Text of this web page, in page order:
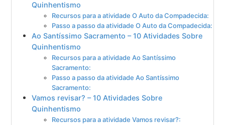
Quinhentismo
Recursos para a atividade O Auto da Compadecida:
Passo a passo da atividade O Auto da Compadecida:
Ao Santíssimo Sacramento – 10 Atividades Sobre
Quinhentismo
Recursos para a atividade Ao Santíssimo
Sacramento:
Passo a passo da atividade Ao Santíssimo
Sacramento:
Vamos revisar? – 10 Atividades Sobre
Quinhentismo
Recursos para a atividade Vamos revisar?: